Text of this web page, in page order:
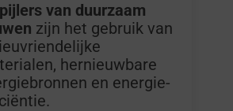
pijlers van duurzaam
zijn het gebruik van
hernieuwbare
en energie-